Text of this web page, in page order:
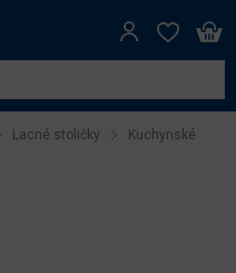
Lacné stoličky
Kuchynské